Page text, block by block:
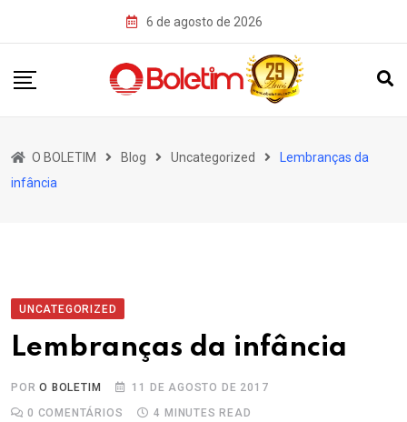
6 de agosto de 2026
O BOLETIM Blog Uncategorized
Lembranças da
infância
UNCATEGORIZED
Lembranças da infância
PORO BOLETIM
11 DE AGOSTO DE 2017
0 COMENTÁRIOS 4 MINUTES READ